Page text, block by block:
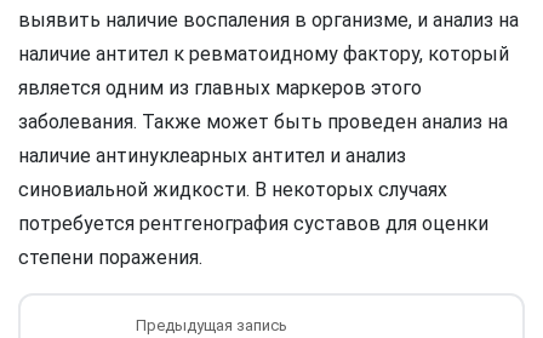
выявить наличие воспаления в организме, и анализ на
наличие антител к ревматоидному фактору, который
является одним из главных маркеров этого
заболевания. Также может быть проведен анализ на
наличие антинуклеарных антител и анализ
синовиальной жидкости. В некоторых случаях
потребуется рентгенография суставов для оценки
степени поражения.
Предыдущая запись